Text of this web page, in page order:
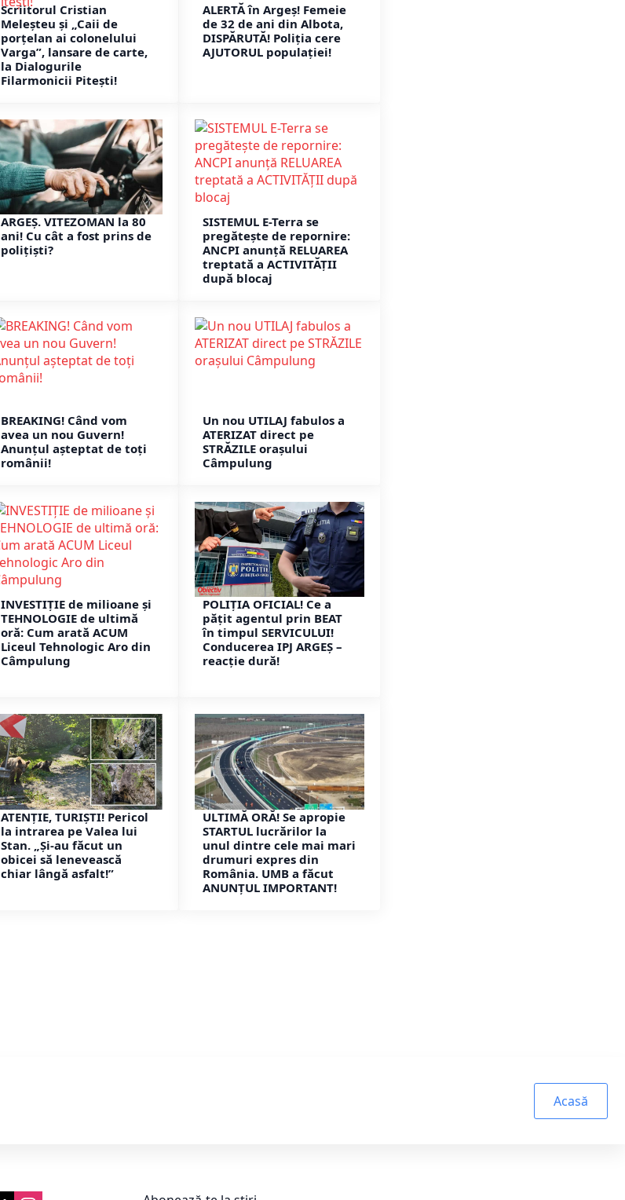
Scriitorul Cristian
Meleșteu și „Caii de
porțelan ai colonelului
Varga”, lansare de carte,
la Dialogurile
Filarmonicii Pitești!
ALERTĂ în Argeș! Femeie
de 32 de ani din Albota,
DISPĂRUTĂ! Poliția cere
AJUTORUL populației!
ARGEȘ. VITEZOMAN la 80
ani! Cu cât a fost prins de
polițiști?
SISTEMUL E-Terra se
pregătește de repornire:
ANCPI anunță RELUAREA
treptată a ACTIVITĂȚII
după blocaj
BREAKING! Când vom
avea un nou Guvern!
Anunțul așteptat de toți
românii!
Un nou UTILAJ fabulos a
ATERIZAT direct pe
STRĂZILE orașului
Câmpulung
INVESTIȚIE de milioane și
TEHNOLOGIE de ultimă
oră: Cum arată ACUM
Liceul Tehnologic Aro din
Câmpulung
POLIȚIA OFICIAL! Ce a
pățit agentul prin BEAT
în timpul SERVICULUI!
Conducerea IPJ ARGEȘ –
reacție dură!
ATENȚIE, TURIȘTI! Pericol
la intrarea pe Valea lui
Stan. „Și-au făcut un
obicei să lenevească
chiar lângă asfalt!”
ULTIMĂ ORĂ! Se apropie
STARTUL lucrărilor la
unul dintre cele mai mari
drumuri expres din
România. UMB a făcut
ANUNȚUL IMPORTANT!
Acasă